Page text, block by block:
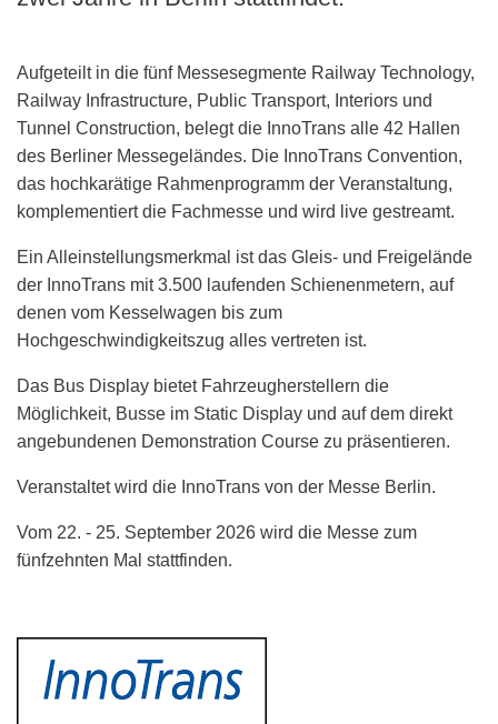
Aufgeteilt in die fünf Messesegmente Railway Technology,
Railway Infrastructure, Public Transport, Interiors und
Tunnel Construction, belegt die InnoTrans alle 42 Hallen
des Berliner Messegeländes. Die InnoTrans Convention,
das hochkarätige Rahmenprogramm der Veranstaltung,
komplementiert die Fachmesse und wird live gestreamt.
Ein Alleinstellungsmerkmal ist das Gleis- und Freigelände
der InnoTrans mit 3.500 laufenden Schienenmetern, auf
denen vom Kesselwagen bis zum
Hochgeschwindigkeitszug alles vertreten ist.
Das Bus Display bietet Fahrzeugherstellern die
Möglichkeit, Busse im Static Display und auf dem direkt
angebundenen Demonstration Course zu präsentieren.
Veranstaltet wird die InnoTrans von der Messe Berlin.
Vom 22. - 25. September 2026 wird die Messe zum
fünfzehnten Mal stattfinden.